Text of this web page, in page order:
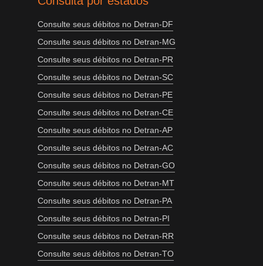
Consulte seus débitos no Detran-DF
Consulte seus débitos no Detran-MG
Consulte seus débitos no Detran-PR
Consulte seus débitos no Detran-SC
Consulte seus débitos no Detran-PE
Consulte seus débitos no Detran-CE
Consulte seus débitos no Detran-AP
Consulte seus débitos no Detran-AC
Consulte seus débitos no Detran-GO
Consulte seus débitos no Detran-MT
Consulte seus débitos no Detran-PA
Consulte seus débitos no Detran-PI
Consulte seus débitos no Detran-RR
Consulte seus débitos no Detran-TO